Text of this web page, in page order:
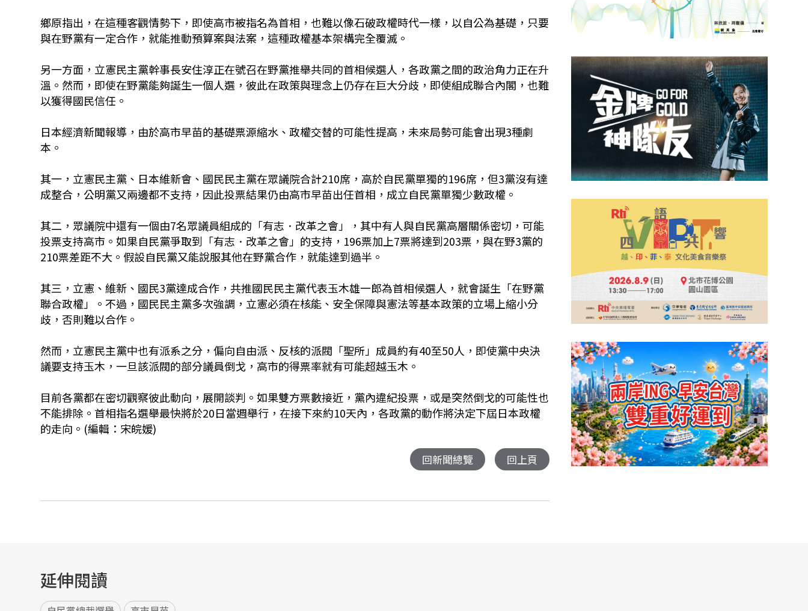
鄉原指出，在這種客觀情勢下，即使高市被指名為首相，也難以像石破政權時代一樣，以自公為基礎，只要
與在野黨有一定合作，就能推動預算案與法案，這種政權基本架構完全覆滅。
另一方面，立憲民主黨幹事長安住淳正在號召在野黨推舉共同的首相候選人，各政黨之間的政治角力正在升
溫。然而，即使在野黨能夠誕生一個人選，彼此在政策與理念上仍存在巨大分歧，即使組成聯合內閣，也難
以獲得國民信任。
日本經濟新聞報導，由於高市早苗的基礎票源縮水、政權交替的可能性提高，未來局勢可能會出現3種劇
本。
其一，立憲民主黨、日本維新會、國民民主黨在眾議院合計210席，高於自民黨單獨的196席，但3黨沒有達
成整合，公明黨又兩邊都不支持，因此投票結果仍由高市早苗出任首相，成立自民黨單獨少數政權。
其二，眾議院中還有一個由7名眾議員組成的「有志．改革之會」，其中有人與自民黨高層關係密切，可能
投票支持高市。如果自民黨爭取到「有志．改革之會」的支持，196票加上7票將達到203票，與在野3黨的
210票差距不大。假設自民黨又能說服其他在野黨合作，就能達到過半。
其三，立憲、維新、國民3黨達成合作，共推國民民主黨代表玉木雄一郎為首相候選人，就會誕生「在野黨
聯合政權」。不過，國民民主黨多次強調，立憲必須在核能、安全保障與憲法等基本政策的立場上縮小分
歧，否則難以合作。
然而，立憲民主黨中也有派系之分，偏向自由派、反核的派閥「聖所」成員約有40至50人，即使黨中央決
議要支持玉木，一旦該派閥的部分議員倒戈，高市的得票率就有可能超越玉木。
目前各黨都在密切觀察彼此動向，展開談判。如果雙方票數接近，黨內違紀投票，或是突然倒戈的可能性也
不能排除。首相指名選舉最快將於20日當週舉行，在接下來約10天內，各政黨的動作將決定下屆日本政權
的走向。 (編輯：宋皖媛)
回新聞總覽 回上頁
延伸閱讀